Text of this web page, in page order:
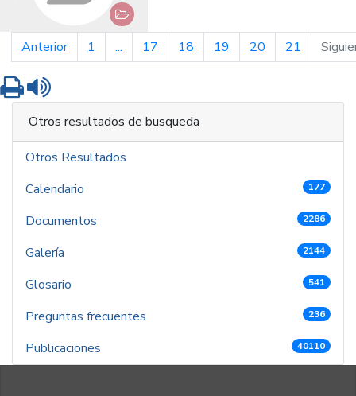
Anteriorpágina anterior
1 ... 17 18 19 20 21
Imprimir
Otros resultados de busqueda
Otros Resultados
Calendario
177
Documentos 2286
Galería 2144
Glosario 541
Preguntas frecuentes 236
Publicaciones 40110